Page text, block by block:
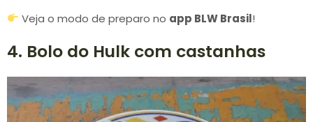
Veja o modo de preparo no app BLW Brasil!
4. Bolo do Hulk com castanhas